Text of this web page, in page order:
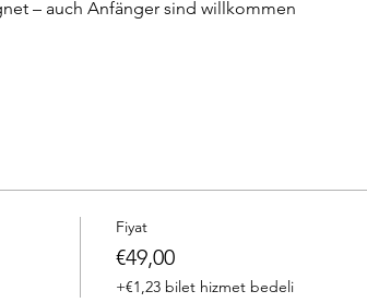
– auch Anfänger sind willkommen
Fiyat
€49,00
+€1,23 bilet hizmet bedeli